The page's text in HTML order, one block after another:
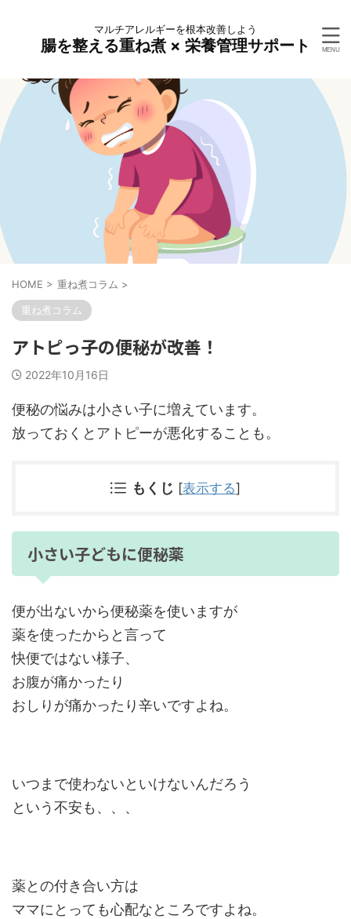
マルチアレルギーを根本改善しよう
腸を整える重ね煮 × 栄養管理サポート
HOME > 重ね煮コラム >
重ね煮コラム
アトピっ子の便秘が改善！
2022年10月16日
便秘の悩みは小さい子に増えています。
放っておくとアトピーが悪化することも。
もくじ [表示する]
小さい子どもに便秘薬
便が出ないから便秘薬を使いますが
薬を使ったからと言って
快便ではない様子、
お腹が痛かったり
おしりが痛かったり辛いですよね。
いつまで使わないといけないんだろう
という不安も、、、
薬との付き合い方は
ママにとっても心配なところですよね。